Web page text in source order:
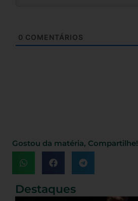
0 COMENTÁRIOS
Gostou da matéria, Compartilhe!
Destaques